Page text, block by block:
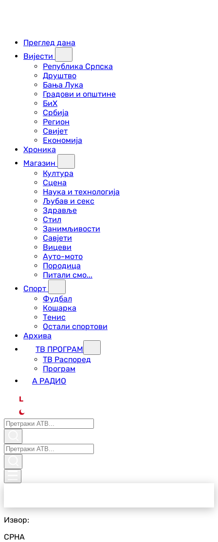
Преглед дана
Вијести
Република Српска
Друштво
Бања Лука
Градови и општине
БиХ
Србија
Регион
Свијет
Економија
Хроника
Магазин
Култура
Сцена
Наука и технологија
Љубав и секс
Здравље
Стил
Занимљивости
Савјети
Вицеви
Ауто-мото
Породица
Питали смо...
Спорт
Фудбал
Кошарка
Тенис
Остали спортови
Архива
ТВ ПРОГРАМ
ТВ Распоред
Програм
А РАДИО
L
Извор:
СРНА